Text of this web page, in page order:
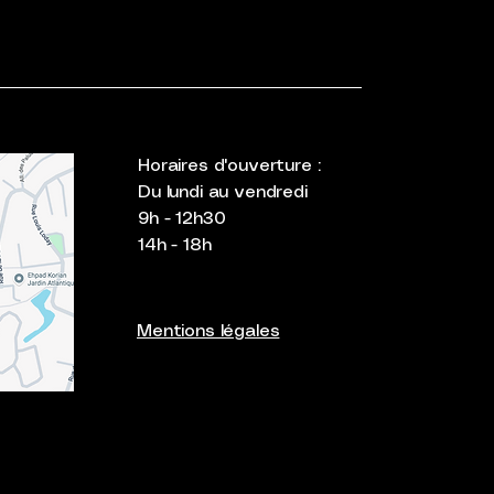
Horaires d'ouverture :
Du lundi au vendredi
9h - 12h30
14h - 18h
Mentions légales